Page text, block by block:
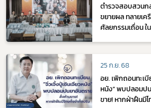
ตำรวจสอบสวนก
ขยายผล ทลายเค
ศัลยกรรมเถื่อน ใ
25 ก.ย. 68
อย. เพิกถอนทะเบี
หนัง” พบปลอมป
ขาย! หากฝ่าฝืนมี